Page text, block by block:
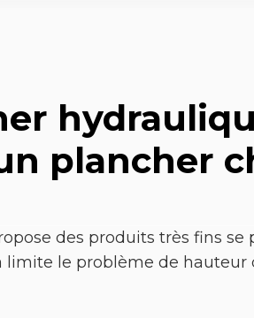
plancher
des produits très fins
limite le problème de